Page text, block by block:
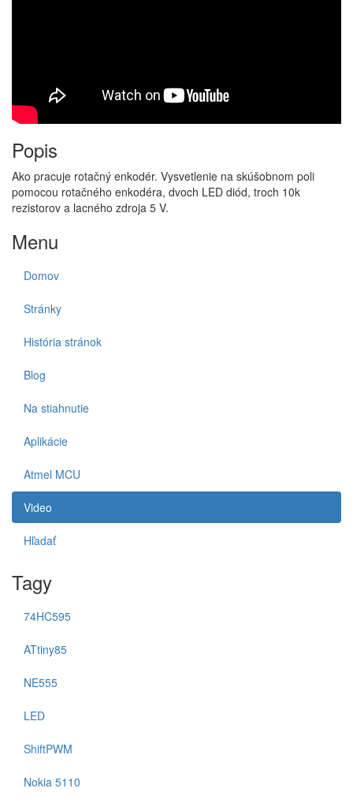
Popis
Ako pracuje rotačný enkodér. Vysvetlenie na skúšobnom poli
pomocou rotačného enkodéra, dvoch LED diód, troch 10k
rezistorov a lacného zdroja 5 V.
Menu
Domov
Stránky
História stránok
Blog
Na stiahnutie
Aplikácie
Atmel MCU
Video
Hľadať
Tagy
74HC595
ATtiny85
NE555
LED
ShiftPWM
Nokia 5110